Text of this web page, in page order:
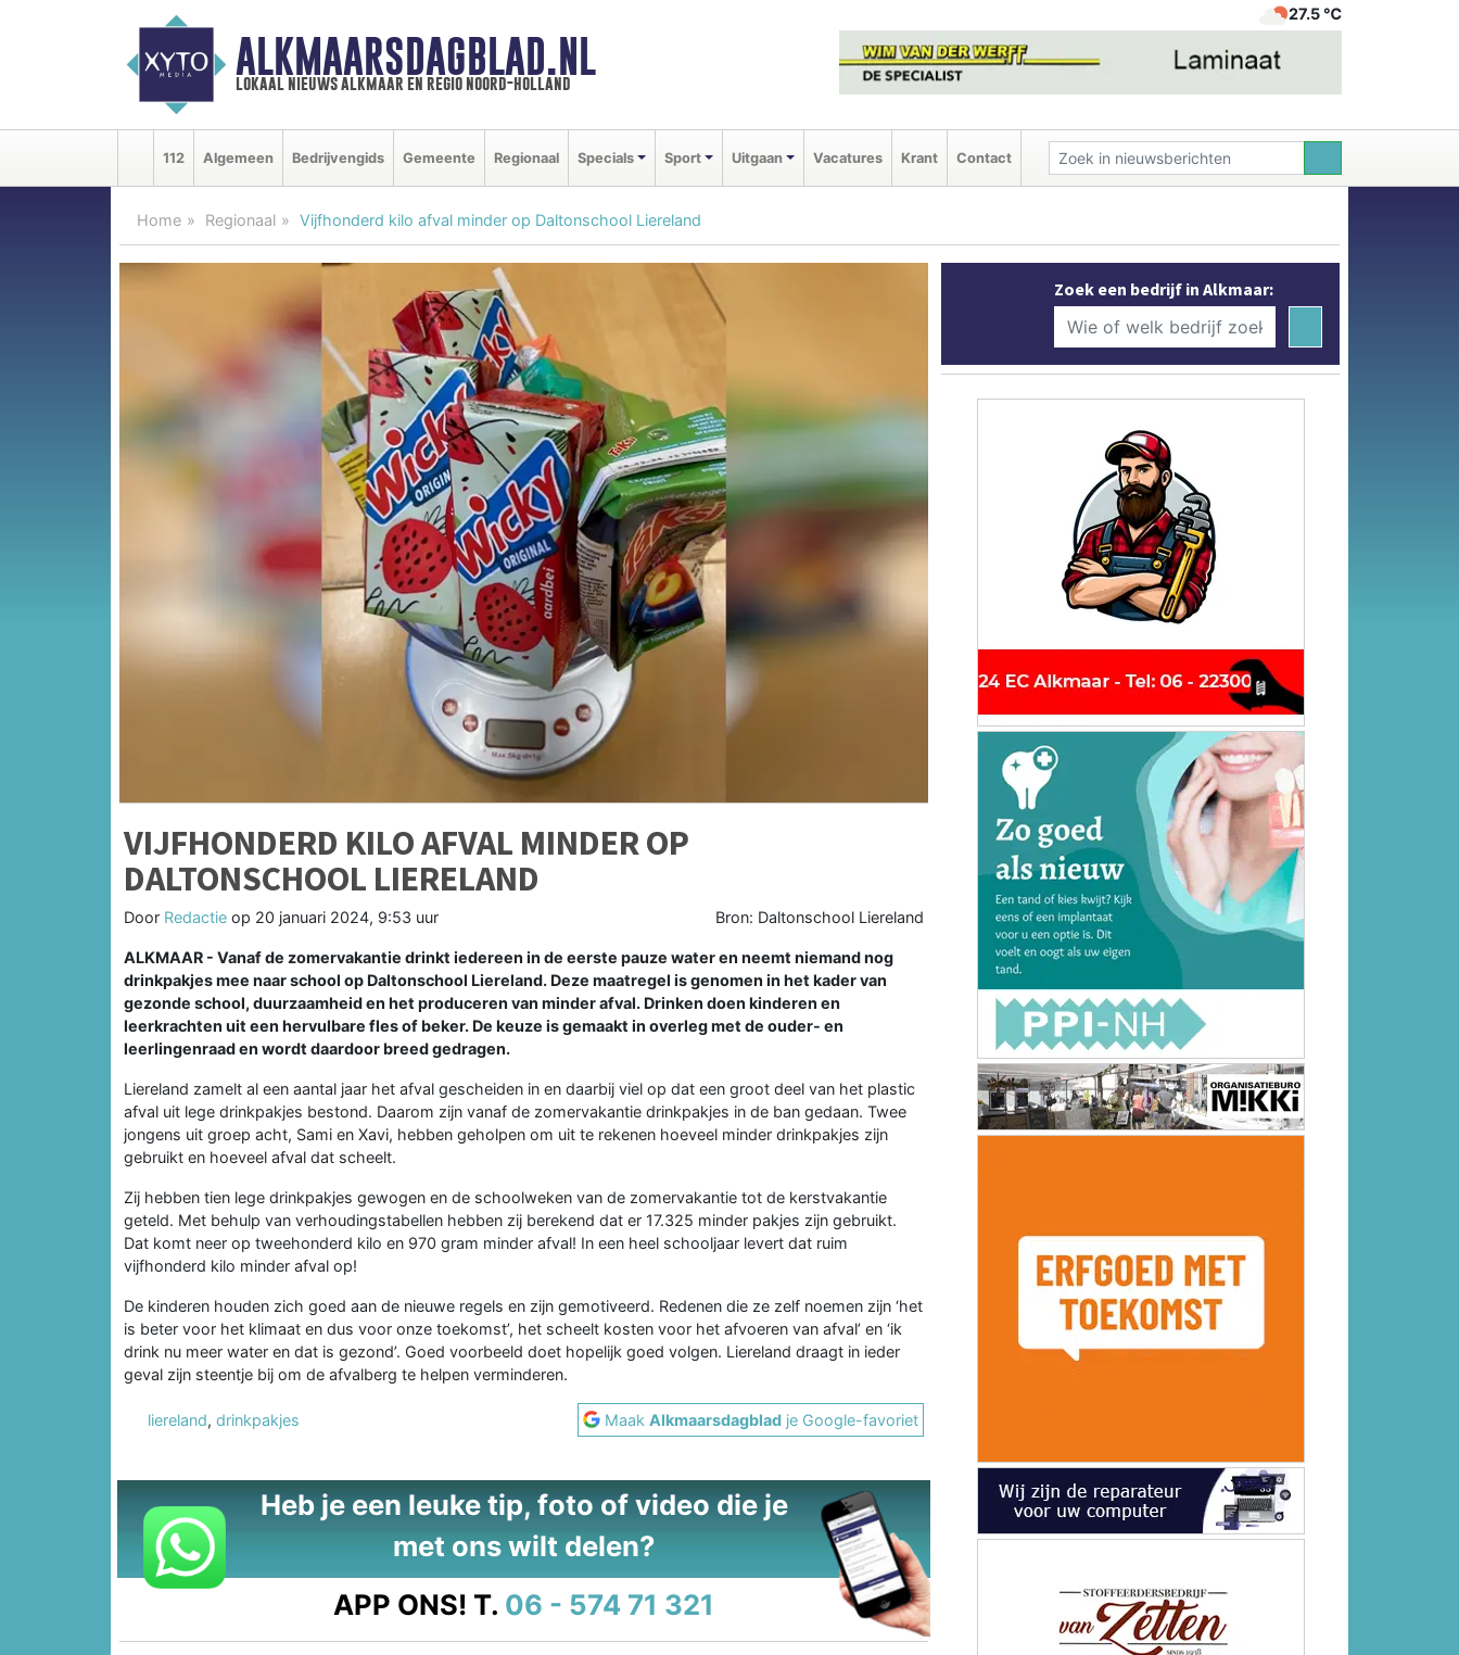
ALKMAARSDAGBLAD.NL
lokaal nieuws alkmaar en regio noord-holland
27.5 ℃
112 Algemeen Bedrijvengids Gemeente Regionaal Specials Sport Uitgaan Vacatures Krant Contact
Home Regionaal Vijfhonderd kilo afval minder op Daltonschool Liereland
VIJFHONDERD KILO AFVAL MINDER OP
DALTONSCHOOL LIERELAND
Door Redactie op 20 januari 2024, 9:53 uur Bron: Daltonschool Liereland
ALKMAAR - Vanaf de zomervakantie drinkt iedereen in de eerste pauze water en neemt niemand nog
drinkpakjes mee naar school op Daltonschool Liereland. Deze maatregel is genomen in het kader van
gezonde school, duurzaamheid en het produceren van minder afval. Drinken doen kinderen en
leerkrachten uit een hervulbare fles of beker. De keuze is gemaakt in overleg met de ouder- en
leerlingenraad en wordt daardoor breed gedragen.
Liereland zamelt al een aantal jaar het afval gescheiden in en daarbij viel op dat een groot deel van het plastic
afval uit lege drinkpakjes bestond. Daarom zijn vanaf de zomervakantie drinkpakjes in de ban gedaan. Twee
jongens uit groep acht, Sami en Xavi, hebben geholpen om uit te rekenen hoeveel minder drinkpakjes zijn
gebruikt en hoeveel afval dat scheelt.
Zij hebben tien lege drinkpakjes gewogen en de schoolweken van de zomervakantie tot de kerstvakantie
geteld. Met behulp van verhoudingstabellen hebben zij berekend dat er 17.325 minder pakjes zijn gebruikt.
Dat komt neer op tweehonderd kilo en 970 gram minder afval! In een heel schooljaar levert dat ruim
vijfhonderd kilo minder afval op!
De kinderen houden zich goed aan de nieuwe regels en zijn gemotiveerd. Redenen die ze zelf noemen zijn ‘het
is beter voor het klimaat en dus voor onze toekomst’, het scheelt kosten voor het afvoeren van afval’ en ‘ik
drink nu meer water en dat is gezond’. Goed voorbeeld doet hopelijk goed volgen. Liereland draagt in ieder
geval zijn steentje bij om de afvalberg te helpen verminderen.
liereland, drinkpakjes MaakAlkmaarsdagblad je Google-favoriet
Heb je een leuke tip, foto of video die je
met ons wilt delen?
APP ONS! T. 06 - 574 71 321
Zoek een bedrijf in Alkmaar: